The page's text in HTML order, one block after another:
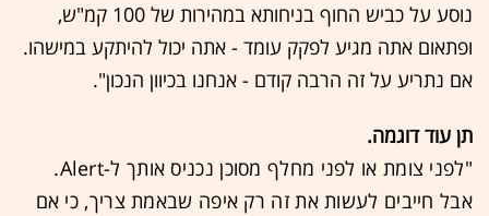
נוסע על כביש החוף בניחותא במהירות של 100 קמ"ש,
ופתאום אתה מגיע לפקק עומד - אתה יכול להיתקע במישהו.
אם נתריע על זה הרבה קודם - אנחנו בכיוון הנכון".
תן עוד דוגמה.
"לפני צומת או לפני מחלף מסוכן נכניס אותך ל-Alert.
אבל חייבים לעשות את זה רק איפה שבאמת צריך, כי אם